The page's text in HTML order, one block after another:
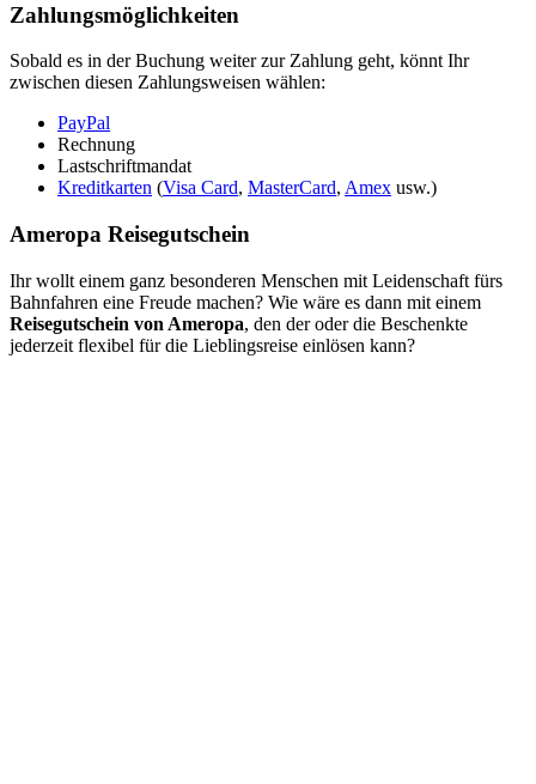
Zahlungsmöglichkeiten
Sobald es in der Buchung weiter zur Zahlung geht, könnt Ihr
zwischen diesen Zahlungsweisen wählen:
PayPal
Rechnung
Lastschriftmandat
Kreditkarten (Visa Card, MasterCard, Amex usw.)
Ameropa Reisegutschein
Ihr wollt einem ganz besonderen Menschen mit Leidenschaft fürs
Bahnfahren eine Freude machen? Wie wäre es dann mit einem
Reisegutschein von Ameropa, den der oder die Beschenkte
jederzeit flexibel für die Lieblingsreise einlösen kann?